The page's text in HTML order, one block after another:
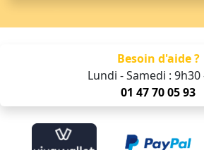
Besoin d'aide ?
Lundi - Samedi : 9h30
01 47 70 05 93